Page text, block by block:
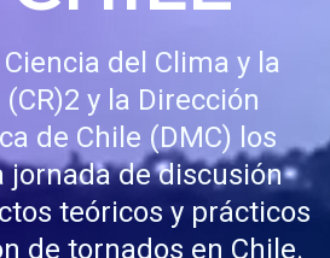
del Clima y la
y la Dirección
de Chile (DMC) los
jornada de discusión
teóricos y prácticos
de tornados en Chile.